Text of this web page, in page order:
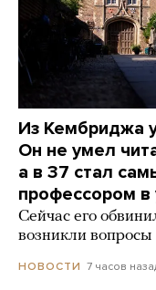
Из Кембриджа
Он не умел
а в 37 стал
профессором в
Сейчас его
возникли вопросы
НОВОСТИ 7 часов